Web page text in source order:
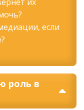
их
если
роль в